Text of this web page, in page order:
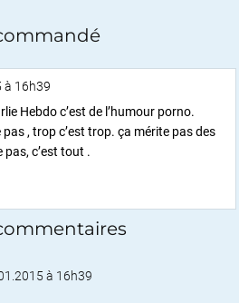
à 16h39
Hebdo c’est de l’humour porno.
, trop c’est trop. ça mérite pas des
c’est tout .
à 16h39